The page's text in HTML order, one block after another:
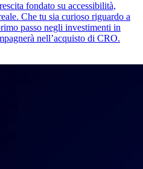
fondato su accessibilità,
Che tu sia curioso riguardo a
passo negli investimenti in
nell’acquisto di CRO.